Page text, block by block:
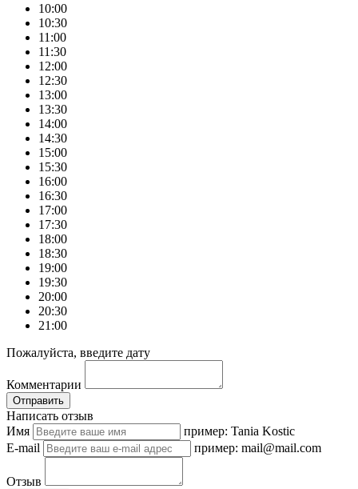
10:00
10:30
11:00
11:30
12:00
12:30
13:00
13:30
14:00
14:30
15:00
15:30
16:00
16:30
17:00
17:30
18:00
18:30
19:00
19:30
20:00
20:30
21:00
Пожалуйста, введите дату
Комментарии
Отправить
Написать отзыв
Имя
пример: Tania Kostic
E-mail
пример: mail@mail.com
Отзыв